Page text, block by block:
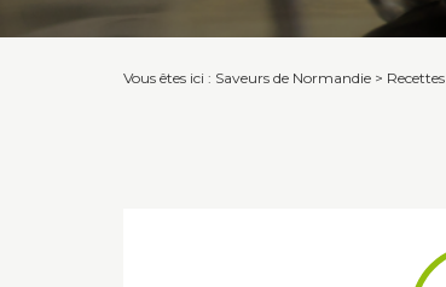
Vous êtes ici : Saveurs de Normandie > Recettes